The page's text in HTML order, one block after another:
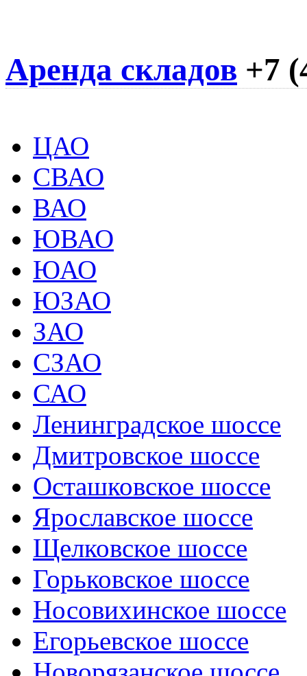
Аренда складов +7
ЦАО
СВАО
ВАО
ЮВАО
ЮАО
ЮЗАО
ЗАО
СЗАО
САО
Ленинградское шоссе
Дмитровское шоссе
Осташковское шоссе
Ярославское шоссе
Щелковское шоссе
Горьковское шоссе
Носовихинское шоссе
Егорьевское шоссе